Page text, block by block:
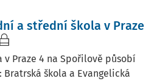
a střední škola v Praze
v Praze 4 na Spořilově působí
škola a Evangelická